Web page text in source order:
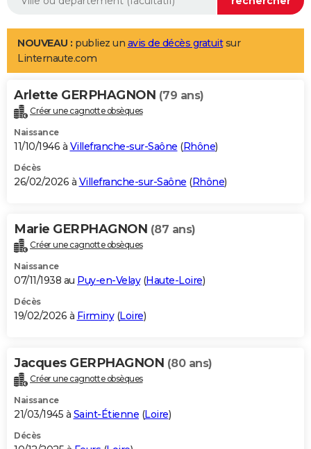
Aménagement intérieur
LIFESTYLE
Art de vivre
Bien-être
Loisirs
Mode
Modes de vie
Alimentation
Guide de la santé
Maladies
Médicaments
Sommeil
VOYAGE
Destinations
City break
Voyage nature
Voyage de noces
Forum
Climat
+PHOTO
GUIDES D'ACHAT
BONS PLANS
Carte de Noël
Carte Bonne année
Carte Saint-Valentin
Carte Pâques
Carte d'anniversaire
DICTIONNAIRE
Dictionnaire
Biographies
Citations
Expressions
Proverbes
PROGRAMME TV
S'inscrire
Se connecter
Lycées
Collèges
Primaires
Universités
Entreprises
Service militaire
Avis de recherche
AVIS DE DÉCÈS
Bricolage
Lifestyle
Culture
Sport
Auto
Television
Voyage
Cinema
NOUVEAU : publiez un avis de décès gratuitsur
Linternaute.com
Arlette GERPHAGNON (79 ans)
Créer une cagnotte obsèques
Naissance
11/10/1946 à Villefranche-sur-Saône (Rhône)
Décès
26/02/2026 à Villefranche-sur-Saône (Rhône)
Marie GERPHAGNON (87 ans)
Créer une cagnotte obsèques
Naissance
07/11/1938 au Puy-en-Velay(Haute-Loire)
Décès
19/02/2026 à Firminy(Loire)
Jacques GERPHAGNON (80 ans)
Créer une cagnotte obsèques
Naissance
21/03/1945 à Saint-Étienne (Loire)
Décès